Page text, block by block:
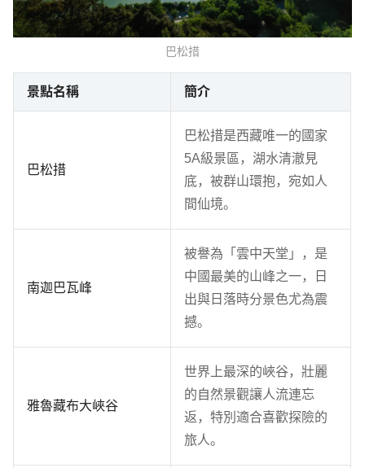
巴松措
景點名稱 簡介
巴松措
巴松措是西藏唯一的國家
5A級景區，湖水清澈見
底，被群山環抱，宛如人
間仙境。
南迦巴瓦峰
被譽為「雲中天堂」，是
中國最美的山峰之一，日
出與日落時分景色尤為震
撼。
雅魯藏布大峽谷
世界上最深的峽谷，壯麗
的自然景觀讓人流連忘
返，特別適合喜歡探險的
旅人。